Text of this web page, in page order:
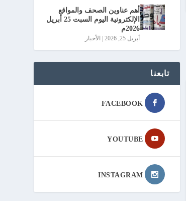
أهم عناوين الصحف والمواقع
الإلكترونية اليوم السبت 25 أبريل
2026م
أبريل 25, 2026 الأخبار
تابعنا
FACEBOOK
YOUTUBE
INSTAGRAM